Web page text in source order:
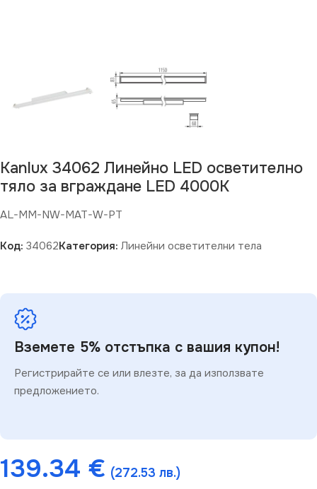
Kanlux 34062 Линейно LED осветително
тяло за вграждане LED 4000K
AL-MM-NW-MAT-W-PT
Код: 34062Категория: Линейни осветителни тела
Вземете 5% отстъпка с вашия купон!
Регистрирайте се или влезте, за да използвате
предложението.
139.34 € (272.53 лв.)